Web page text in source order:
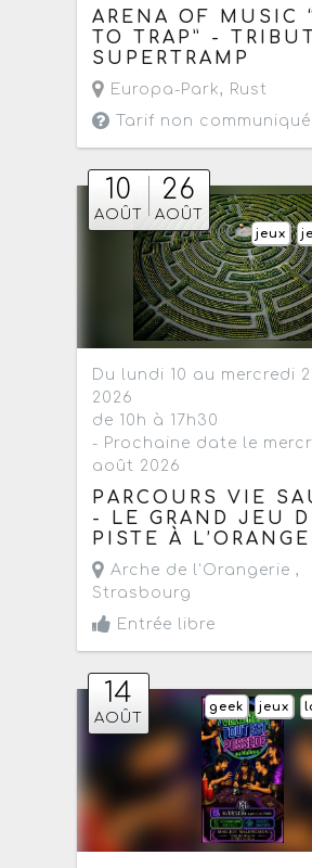
ARENA OF MUSIC
TO TRAP” -
SUPERTRAMP
Europa-Park, Rust
Tarif non communiqué
10
AOÛT
26
AOÛT
jeux
Du lundi 10 au mercredi
2026
de 10h à 17h30
- Prochaine date le
août 2026
PARCOURS VIE
- LE GRAND JEU
PISTE À
Arche de l'Orangerie ,
Strasbourg
Entrée libre
14
AOÛT
jeux
geek